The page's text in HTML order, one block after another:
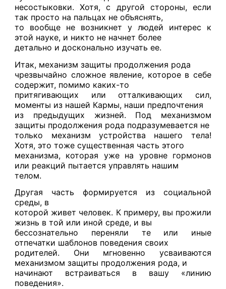
несостыковки. Хотя, с другой стороны, если
так просто на пальцах не объяснять,
то вообще не возникнет у людей интерес к
этой науке, и никто не начнет более
детально и досконально изучать ее.
Итак, механизм защиты продолжения рода
чрезвычайно сложное явление, которое в себе
содержит, помимо каких-то
притягивающих или отталкивающих сил,
моменты из нашей Кармы, наши предпочтения
из предыдущих жизней. Под механизмом
защиты продолжения рода подразумевается не
только механизм устройства нашего тела!
Хотя, это тоже существенная часть этого
механизма, которая уже на уровне гормонов
или реакций пытается управлять нашим
телом.
Другая часть формируется из социальной
среды, в
которой живет человек. К примеру, вы прожили
жизнь в той или иной среде, и вы
бессознательно переняли те или иные
отпечатки шаблонов поведения своих
родителей. Они мгновенно усваиваются
механизмом защиты продолжения рода, и
начинают встраиваться в вашу «линию
поведения».